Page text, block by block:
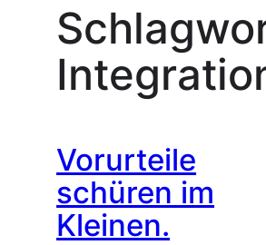
Vorurteile
schüren im
Kleinen.